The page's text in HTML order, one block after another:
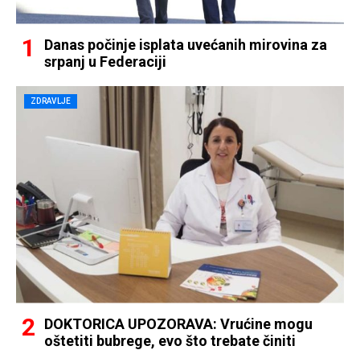
Danas počinje isplata uvećanih mirovina za
srpanj u Federaciji
ZDRAVLJE
DOKTORICA UPOZORAVA: Vrućine mogu
oštetiti bubrege, evo što trebate činiti